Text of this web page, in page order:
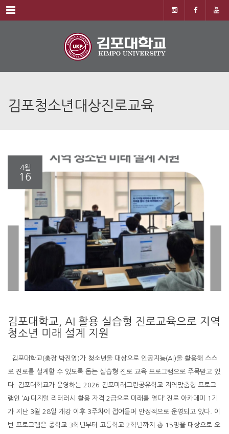
Menu
김포청소년대상진로교육
4월
16
김포대학교, AI 활용 실습형 진로교육으로 지역
청소년 미래 설계 지원
김포대학교(총장 박진영)가 청소년을 대상으로 인공지능(AI)을 활용해 스스
로 진로를 설계할 수 있도록 돕는 실습형 진로 교육 프로그램으로 주목받고 있
다. 김포대학교가 운영하는 2026 김포미래그린공유학교 지역맞춤형 프로그
램인 ‘AI·디지털 리터러시 활용 자격 2급으로 미래를 열다’ 진로 아카데미 1기
가 지난 3월 28일 개강 이후 3주차에 접어들며 안정적으로 운영되고 있다. 이
번 프로그램은 중학교 3학년부터 고등학교 2학년까지 총 15명을 대상으로 오